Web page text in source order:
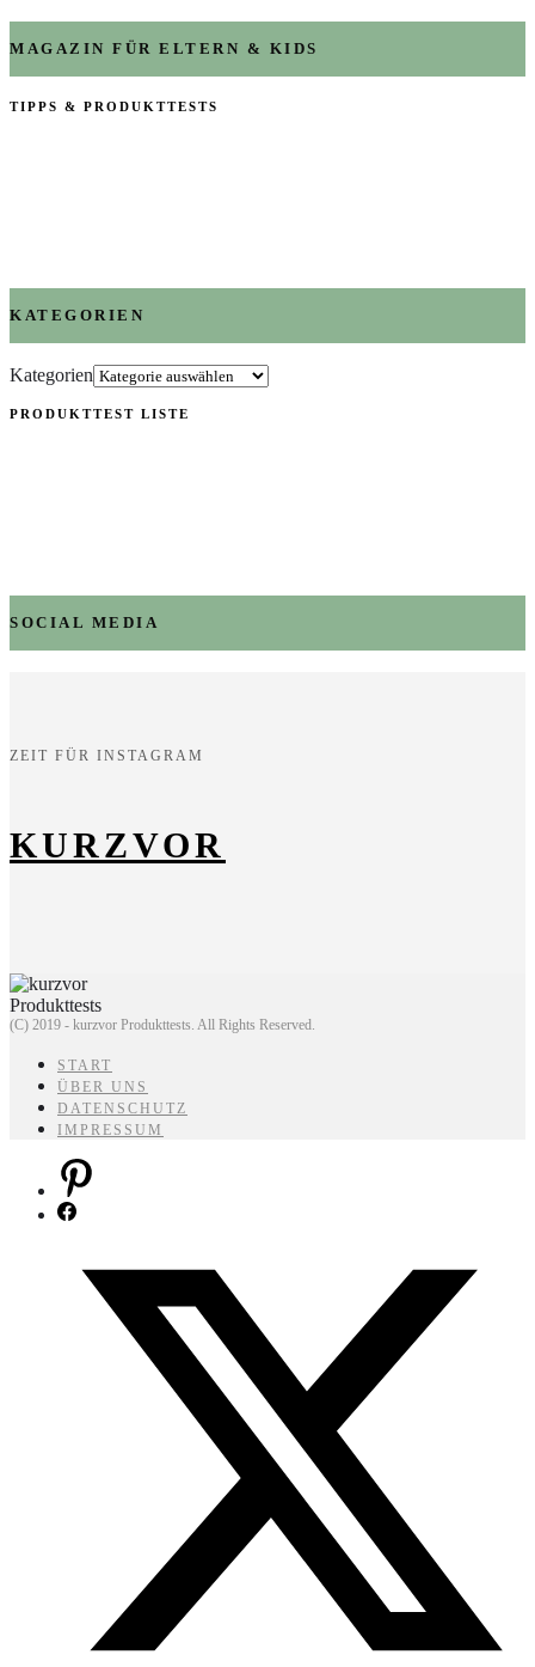
MAGAZIN FÜR ELTERN & KIDS
TIPPS & PRODUKTTESTS
KATEGORIEN
Kategorien
PRODUKTTEST LISTE
SOCIAL MEDIA
ZEIT FÜR INSTAGRAM
KURZVOR
(C) 2019 - kurzvor Produkttests. All Rights Reserved.
START
ÜBER UNS
DATENSCHUTZ
IMPRESSUM